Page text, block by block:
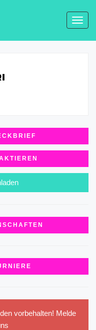
vorbehalten! Melde